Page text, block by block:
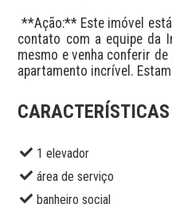
contato com a equipe da
mesmo e venha conferir
apartamento incrível.
CARACTERÍSTICAS
1 elevador
área de serviço
banheiro social